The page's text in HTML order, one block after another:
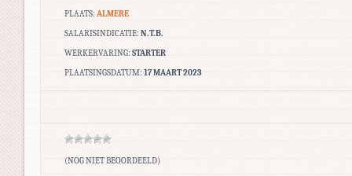
PLAATS: ALMERE
SALARISINDICATIE: N.T.B.
WERKERVARING: STARTER
PLAATSINGSDATUM: 17 MAART 2023
(NOG NIET BEOORDEELD)